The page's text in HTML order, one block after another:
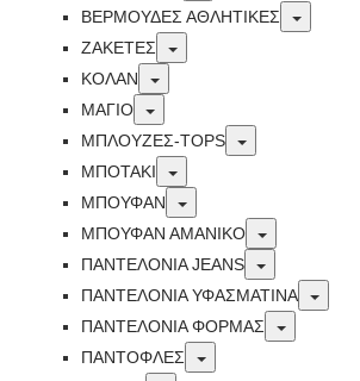
ΒΕΡΜΟΥΔΕΣ ΑΘΛΗΤΙΚΕΣ
Toggle
ΖΑΚΕΤΕΣ
Toggle
ΚΟΛΑΝ
Toggle
ΜΑΓΙΟ
Toggle
ΜΠΛΟΥΖΕΣ-TOPS
Toggle
ΜΠΟΤΑΚΙ
Toggle
ΜΠΟΥΦΑΝ
Toggle
ΜΠΟΥΦΑΝ ΑΜΑΝΙΚΟ
Toggle
ΠΑΝΤΕΛΟΝΙΑ JEANS
Toggle
ΠΑΝΤΕΛΟΝΙΑ ΥΦΑΣΜΑΤΙΝΑ
Toggle
ΠΑΝΤΕΛΟΝΙΑ ΦΟΡΜΑΣ
Toggle
ΠΑΝΤΟΦΛΕΣ
Toggle